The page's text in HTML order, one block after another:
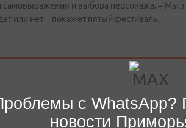
самовыражения и выбора персонажа. – Мы
или нет – покажет пятый фестиваль.
с WhatsApp?
новости